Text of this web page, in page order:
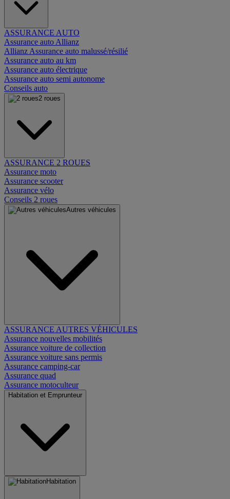
ASSURANCE AUTO
Assurance auto Allianz
Allianz Assurance auto malussé/résilié
Assurance auto au km
Assurance auto électrique
Assurance auto semi autonome
Conseils auto
2 roues
ASSURANCE 2 ROUES
Assurance moto
Assurance scooter
Assurance vélo
Conseils 2 roues
Autres véhicules
ASSURANCE AUTRES VÉHICULES
Assurance nouvelles mobilités
Assurance voiture de collection
Assurance voiture sans permis
Assurance camping-car
Assurance quad
Assurance motoculteur
Habitation et Emprunteur
Habitation